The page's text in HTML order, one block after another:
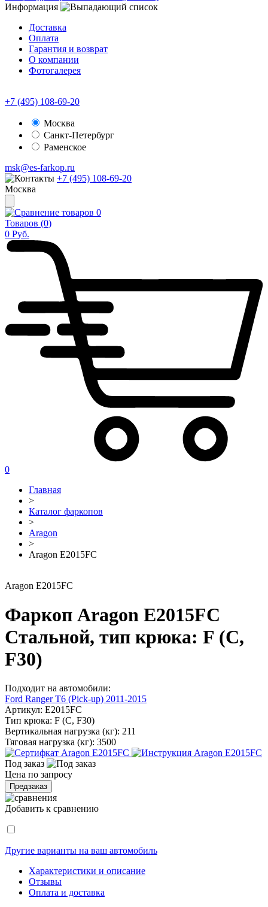
Информация
Доставка
Оплата
Гарантия и возврат
О компании
Фотогалерея
+7 (495) 108-69-20
Москва
Санкт-Петербург
Раменское
msk@es-farkop.ru
+7 (495) 108-69-20
Москва
0
Товаров (0)
0 Руб.
0
Главная
>
Каталог фаркопов
>
Aragon
>
Aragon E2015FC
Aragon E2015FC
Фаркоп Aragon E2015FC
Стальной, тип крюка: F (C,
F30)
Подходит на автомобили:
Ford Ranger T6 (Pick-up) 2011-2015
Артикул: E2015FC
Тип крюка: F (C, F30)
Вертикальная нагрузка (кг): 211
Тяговая нагрузка (кг): 3500
Под заказ
Цена по запросу
Предзаказ
Добавить к сравнению
Другие варианты на ваш автомобиль
Характеристики и описание
Отзывы
Оплата и доставка